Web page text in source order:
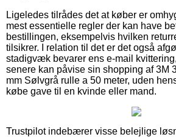
Ligeledes tilrådes det at køber er
mest essentielle regler der kan have
bestillingen, eksempelvis hvilken
tilsikrer. I relation til det er det også
stadigvæk bevarer ens e-mail
senere kan påvise sin shopping af 3M
mm Sølvgrå rulle a 50 meter, uden
købe gave til en kvinde eller mand.
Trustpilot indebærer visse belejlige